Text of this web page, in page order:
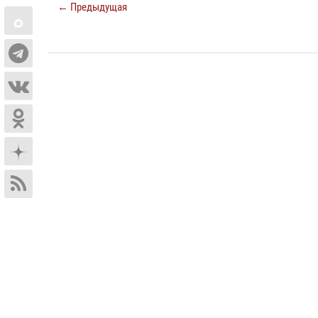
← Предыдущая